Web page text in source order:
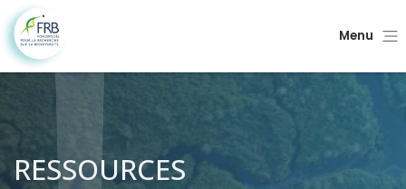
Menu
RESSOURCES